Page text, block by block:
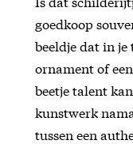
goedkoop
beeldje dat in
ornament of
beetje talent
kunstwerk
tussen een